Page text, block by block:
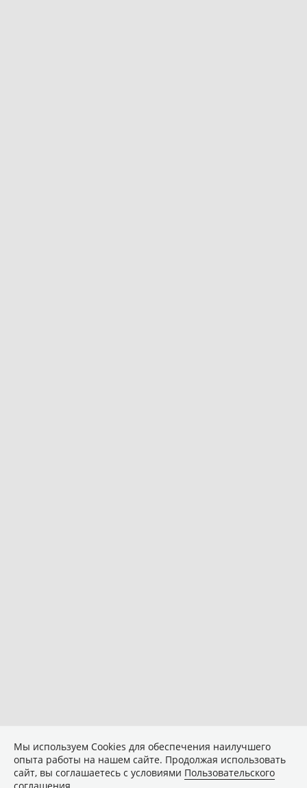
Мы используем Сookies для обеспечения наилучшего
опыта работы на нашем сайте. Продолжая использовать
сайт, вы соглашаетесь с условиями Пользовательского